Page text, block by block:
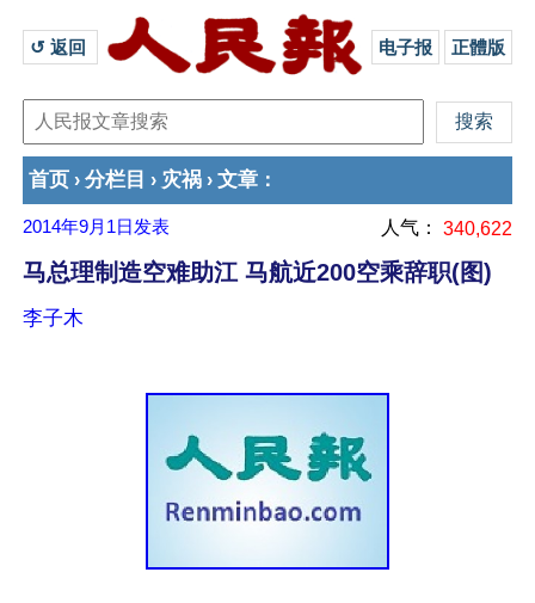
↺ 返回 电子报 正體版
首页 › 分栏目 › 灾祸 › 文章 ：
2014年9月1日 发表 人气： 340,622
马总理制造空难助江 马航近200空乘辞职(图)
李子木